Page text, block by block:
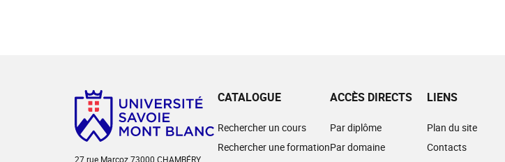
27 rue Marcoz 73000 CHAMBÉRY
CATALOGUE
Rechercher un cours
Rechercher une formation
ACCÈS DIRECTS
Par diplôme
Par domaine
LIENS
Plan du site
Contacts